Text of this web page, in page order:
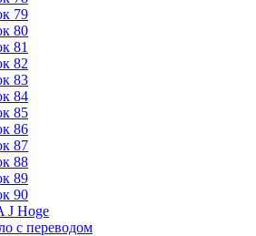
79
80
81
82
83
84
85
86
87
88
89
90
J Hoge
с переводом